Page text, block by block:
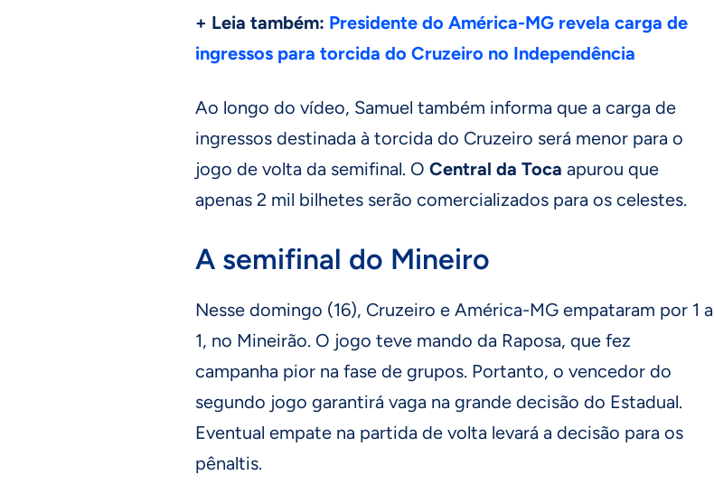
+ Leia também: Presidente do América-MG revela carga de
ingressos para torcida do Cruzeiro no Independência
Ao longo do vídeo, Samuel também informa que a carga de
ingressos destinada à torcida do Cruzeiro será menor para o
jogo de volta da semifinal. O Central da Toca apurou que
apenas 2 mil bilhetes serão comercializados para os celestes.
A semifinal do Mineiro
Nesse domingo (16), Cruzeiro e América-MG empataram por 1 a
1, no Mineirão. O jogo teve mando da Raposa, que fez
campanha pior na fase de grupos. Portanto, o vencedor do
segundo jogo garantirá vaga na grande decisão do Estadual.
Eventual empate na partida de volta levará a decisão para os
pênaltis.